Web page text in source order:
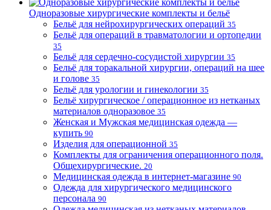
Одноразовые хирургические комплекты и бельё
Бельё для нейрохирургических операций 35
Бельё для операций в травматологии и ортопедии
35
Бельё для сердечно-сосудистой хирургии 35
Бельё для торакальной хирургии, операций на шее
и голове 35
Бельё для урологии и гинекологии 35
Бельё хирургическое / операционное из нетканых
материалов одноразовое 35
Женская и Мужская медицинская одежда —
купить 90
Изделия для операционной 35
Комплекты для ограничения операционного поля.
Общехирургические. 20
Медицинская одежда в интернет-магазине 90
Одежда для хирургического медицинского
персонала 90